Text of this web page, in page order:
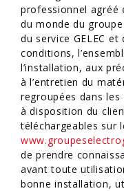
professionnel agréé
du monde du
du service GELEC
conditions,
l’installation, aux
à l’entretien du
regroupées dans
à disposition du
téléchargeables sur
de prendre
avant toute
bonne installation,